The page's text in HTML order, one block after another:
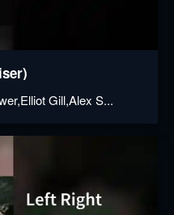
Gill,Alex S...